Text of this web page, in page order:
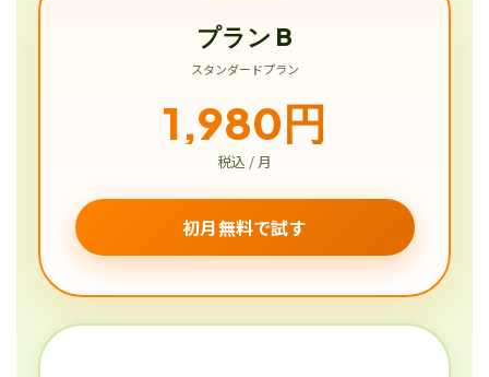
プラン B
スタンダードプラン
1,980円
税込 / 月
初月無料で試す